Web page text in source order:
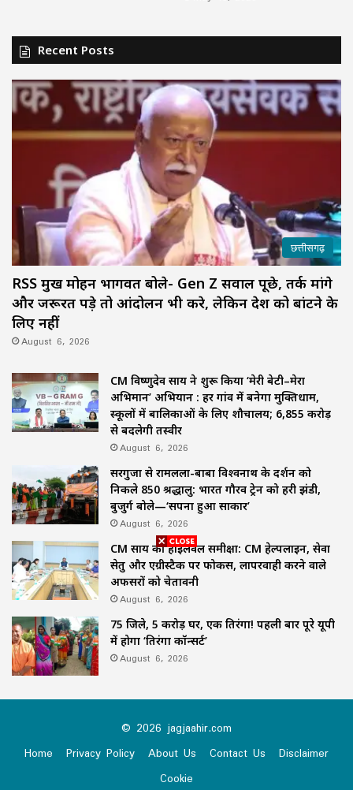
Recent Posts
छत्तीसगढ़
RSS प्रमुख मोहन भागवत बोले- Gen Z सवाल पूछे, तर्क मांगे
और जरूरत पड़े तो आंदोलन भी करे, लेकिन देश को बांटने के
लिए नहीं
August 6, 2026
CM विष्णुदेव साय ने शुरू किया ‘मेरी बेटी–मेरा
अभिमान’ अभियान : हर गांव में बनेगा मुक्तिधाम,
स्कूलों में बालिकाओं के लिए शौचालय; 6,855 करोड़
से बदलेगी तस्वीर
August 6, 2026
सरगुजा से रामलला-बाबा विश्वनाथ के दर्शन को
निकले 850 श्रद्धालु: भारत गौरव ट्रेन को हरी झंडी,
बुजुर्ग बोले—‘सपना हुआ साकार’
August 6, 2026
CM साय की हाईलेवल समीक्षा: CM हेल्पलाइन, सेवा
सेतु और एग्रीस्टैक पर फोकस, लापरवाही करने वाले
अफसरों को चेतावनी
August 6, 2026
75 जिले, 5 करोड़ घर, एक तिरंगा! पहली बार पूरे यूपी
में होगा ‘तिरंगा कॉन्सर्ट’
August 6, 2026
© 2026 jagjaahir.com
Home
Privacy Policy About Us Contact Us
Disclaimer
Cookie